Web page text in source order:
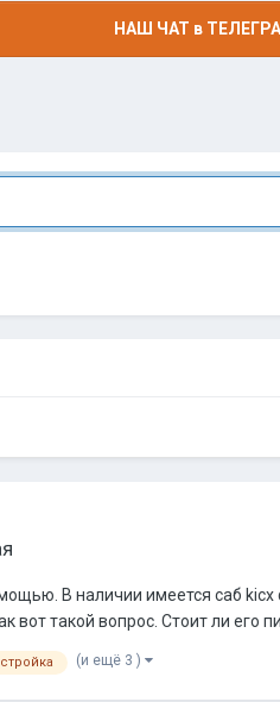
НАШ ЧАТ в
В наличии имеется саб
вот такой вопрос. Стоит ли его
(и ещё 3 )